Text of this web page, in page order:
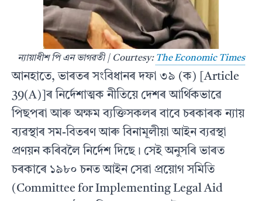
ন্যায়াধীশ পি এন ভাগৱতী | Courtesy: The Economic Times
আনহাতে, ভাৰতৰ সংবিধানৰ দফা ৩৯ (ক) [Article
39(A)]ৰ নিৰ্দেশাত্মক নীতিয়ে দেশৰ আৰ্থিকভাৱে
পিছপৰা আৰু অক্ষম ব্যক্তিসকলৰ বাবে চৰকাৰক ন্যায়
ব্যৱস্থাৰ সম-বিতৰণ আৰু বিনামূলীয়া আইন ব্যৱস্থা
প্ৰণয়ন কৰিবলৈ নিৰ্দেশ দিছে। সেই অনুসৰি ভাৰত
চৰকাৰে ১৯৮০ চনত আইন সেৱা প্ৰয়োগ সমিতি
(Committee for Implementing Legal Aid